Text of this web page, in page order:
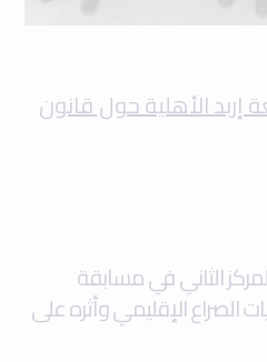
إربد الأهلية حول قانون
الثاني في مسابقة
الإقليمي وأثره على